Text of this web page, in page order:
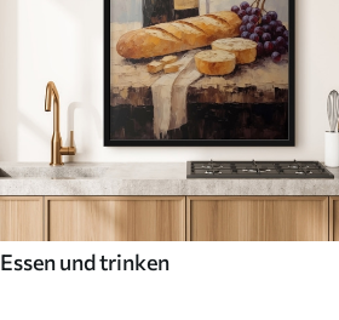
Essen und trinken